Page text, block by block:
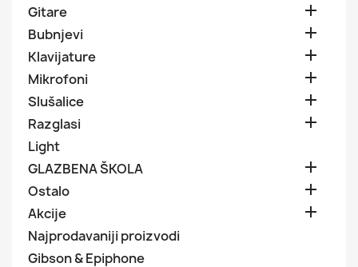
Gitare 
Bubnjevi 
Klavijature 
Mikrofoni 
Slušalice 
Razglasi 
Light
GLAZBENA ŠKOLA

Ostalo 
Akcije 
Najprodavaniji proizvodi
Gibson & Epiphone